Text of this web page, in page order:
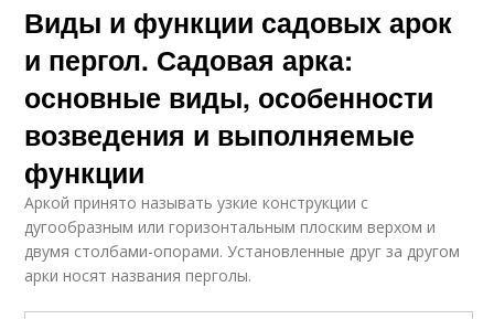
Виды и функции садовых арок
и пергол. Садовая арка:
основные виды, особенности
возведения и выполняемые
функции
Аркой принято называть узкие конструкции с
дугообразным или горизонтальным плоским верхом и
двумя столбами-опорами. Установленные друг за другом
арки носят названия перголы.